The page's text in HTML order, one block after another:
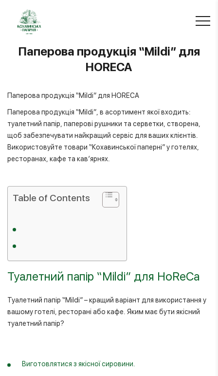
Паперова продукція “Mildi” для
HORECA
Паперова продукція “Mildi” для HORECA
Паперова продукція “Mildi”, в асортимент якої входить:
туалетний папір, паперові рушники та серветки, створена,
щоб забезпечувати найкращий сервіс для ваших клієнтів.
Використовуйте товари “Кохавинської паперні” у готелях,
ресторанах, кафе та кав’ярнях.
Table of Contents
Туалетний папір “Міldi” для HoReCa
Туалетний папір “Міldi” – кращий варіант для використання у
вашому готелі, ресторані або кафе. Яким має бути якісний
туалетний папір?
Виготовлятися з якісної сировини.